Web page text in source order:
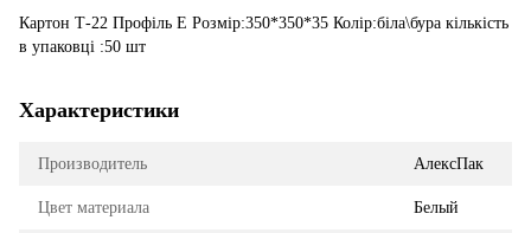
Картон Т-22 Профіль Е Розмір:350*350*35 Колір:біла\бура кількість
в упаковці :50 шт
Характеристики
Производитель АлексПак
Цвет материала Белый